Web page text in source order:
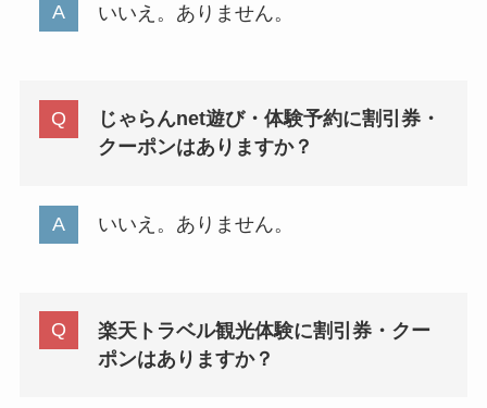
いいえ。ありません。
じゃらんnet遊び・体験予約に割引券・
クーポンはありますか？
いいえ。ありません。
楽天トラベル観光体験に割引券・クー
ポンはありますか？